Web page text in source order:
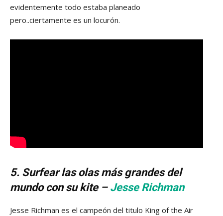
evidentemente todo estaba planeado
pero..ciertamente es un locurón.
5. Surfear las olas más grandes del
mundo con su kite – Jesse Richman
Jesse Richman es el campeón del titulo King of the Air